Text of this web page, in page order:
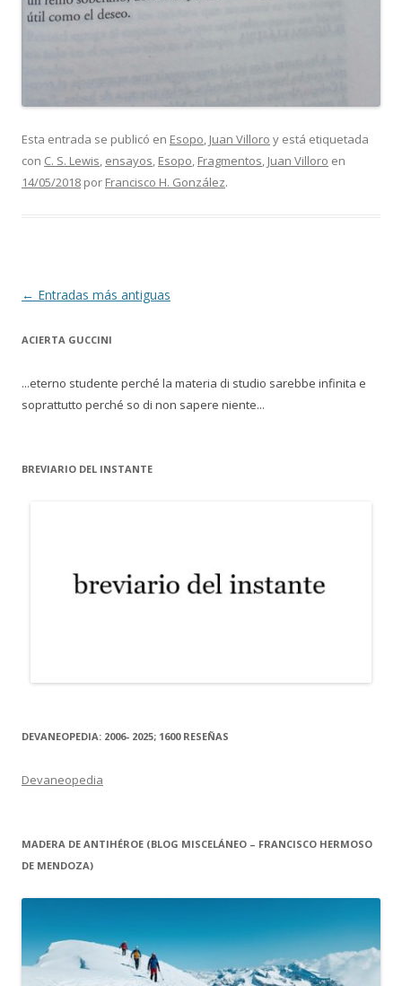
Esta entrada se publicó en Esopo, Juan Villoro y está etiquetada
con C. S. Lewis, ensayos, Esopo, Fragmentos, Juan Villoro en
14/05/2018 por Francisco H. González.
Navegación de entradas
← Entradas más antiguas
ACIERTA GUCCINI
...eterno studente perché la materia di studio sarebbe infinita e
soprattutto perché so di non sapere niente...
BREVIARIO DEL INSTANTE
DEVANEOPEDIA: 2006- 2025; 1600 RESEÑAS
Devaneopedia
MADERA DE ANTIHÉROE (BLOG MISCELÁNEO – FRANCISCO HERMOSO
DE MENDOZA)